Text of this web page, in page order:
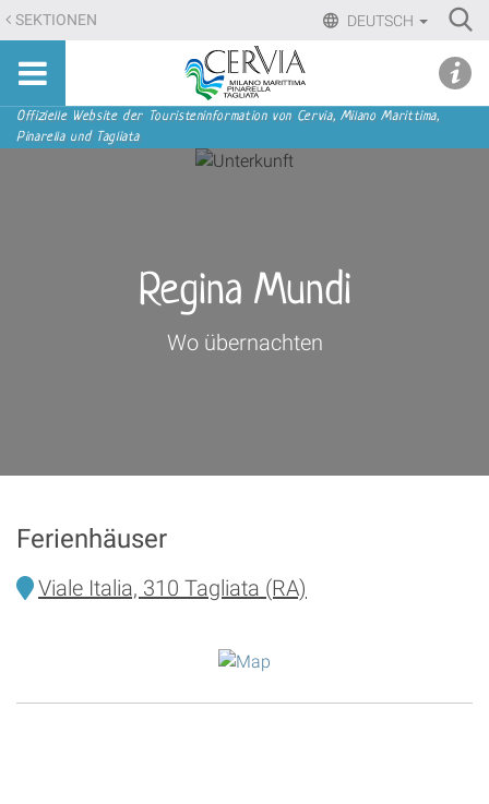
Direkt
zum
Inhalt
Direkt
zur
DEUTSCH
SEKTIONEN
Sito
turistico
ufficiale
Cervia,
Sektionen
Offizielle Website der Touristeninformation von Cervia, Milano Marittima,
Pinarella und Tagliata
Regina Mundi
Wo übernachten
Ferienhäuser
Viale Italia, 310 Tagliata (RA)
menu